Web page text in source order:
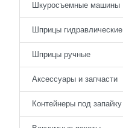
Шкуросъемные машины
Шприцы гидравлические
Шприцы ручные
Аксессуары и запчасти
Контейнеры под запайку